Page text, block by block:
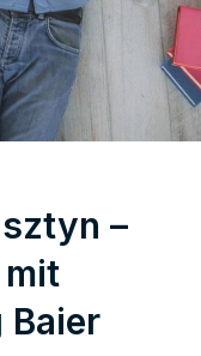
–
Baier